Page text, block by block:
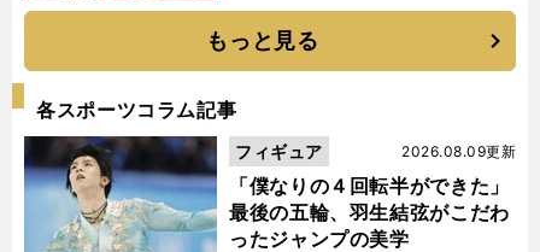
もっと見る
各スポーツコラム記事
「僕なりの４回転半ができた」
最後の五輪、羽生結弦がこだわ
ったジャンプの美学
2026.08.09更新
フィギュア